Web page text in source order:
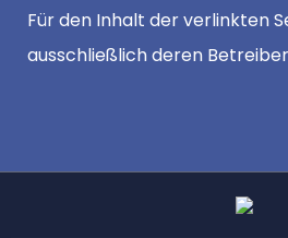
Für den Inhalt der verlinkten
ausschließlich deren